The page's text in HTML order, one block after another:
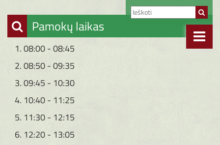
Pamokų laikas
1. 08:00 - 08:45
2. 08:50 - 09:35
3. 09:45 - 10:30
4. 10:40 - 11:25
5. 11:30 - 12:15
6. 12:20 - 13:05